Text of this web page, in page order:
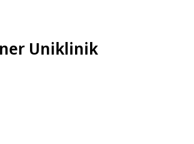
Uniklinik